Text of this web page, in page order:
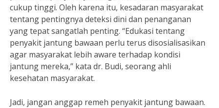
cukup tinggi. Oleh karena itu, kesadaran masyarakat
tentang pentingnya deteksi dini dan penanganan
yang tepat sangatlah penting. “Edukasi tentang
penyakit jantung bawaan perlu terus disosialisasikan
agar masyarakat lebih aware terhadap kondisi
jantung mereka,” kata dr. Budi, seorang ahli
kesehatan masyarakat.
Jadi, jangan anggap remeh penyakit jantung bawaan.